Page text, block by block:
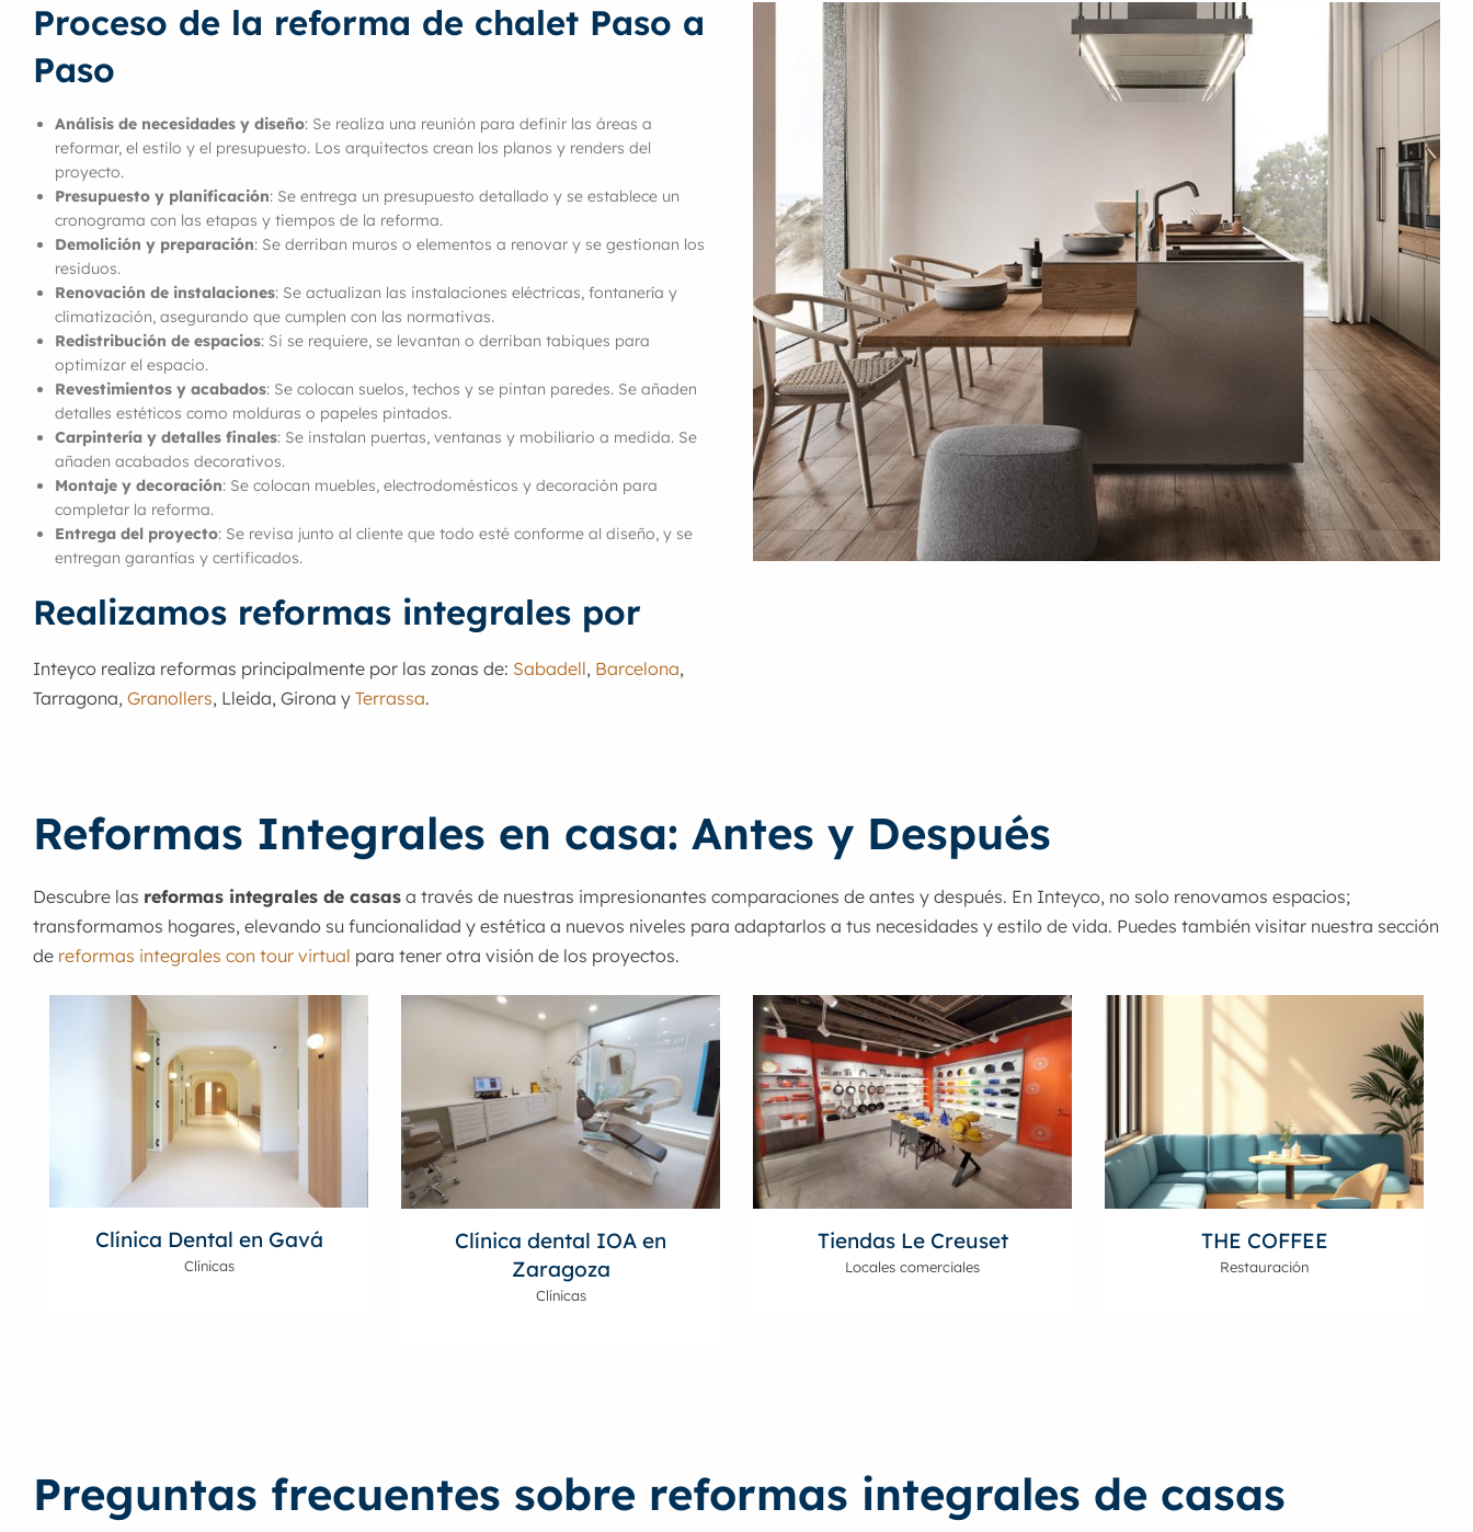
Proceso de la reforma de chalet Paso a
Paso
Análisis de necesidades y diseño: Se realiza una reunión para definir las áreas a
reformar, el estilo y el presupuesto. Los arquitectos crean los planos y renders del
proyecto.
Presupuesto y planificación: Se entrega un presupuesto detallado y se establece un
cronograma con las etapas y tiempos de la reforma.
Demolición y preparación: Se derriban muros o elementos a renovar y se gestionan los
residuos.
Renovación de instalaciones: Se actualizan las instalaciones eléctricas, fontanería y
climatización, asegurando que cumplen con las normativas.
Redistribución de espacios: Si se requiere, se levantan o derriban tabiques para
optimizar el espacio.
Revestimientos y acabados: Se colocan suelos, techos y se pintan paredes. Se añaden
detalles estéticos como molduras o papeles pintados.
Carpintería y detalles finales: Se instalan puertas, ventanas y mobiliario a medida. Se
añaden acabados decorativos.
Montaje y decoración: Se colocan muebles, electrodomésticos y decoración para
completar la reforma.
Entrega del proyecto: Se revisa junto al cliente que todo esté conforme al diseño, y se
entregan garantías y certificados.
Realizamos reformas integrales por
Inteyco realiza reformas principalmente por las zonas de: Sabadell, Barcelona,
Tarragona, Granollers, Lleida, Girona y Terrassa.
Reformas Integrales en casa: Antes y Después
Descubre las reformas integrales de casas a través de nuestras impresionantes comparaciones de antes y después. En Inteyco, no solo renovamos espacios;
transformamos hogares, elevando su funcionalidad y estética a nuevos niveles para adaptarlos a tus necesidades y estilo de vida. Puedes también visitar nuestra sección
de reformas integrales con tour virtual para tener otra visión de los proyectos.
Clínica Dental en Gavá
Clínicas
Clínica dental IOA en
Zaragoza
Clínicas
Tiendas Le Creuset
Locales comerciales
THE COFFEE
Restauración
Preguntas frecuentes sobre reformas integrales de casas